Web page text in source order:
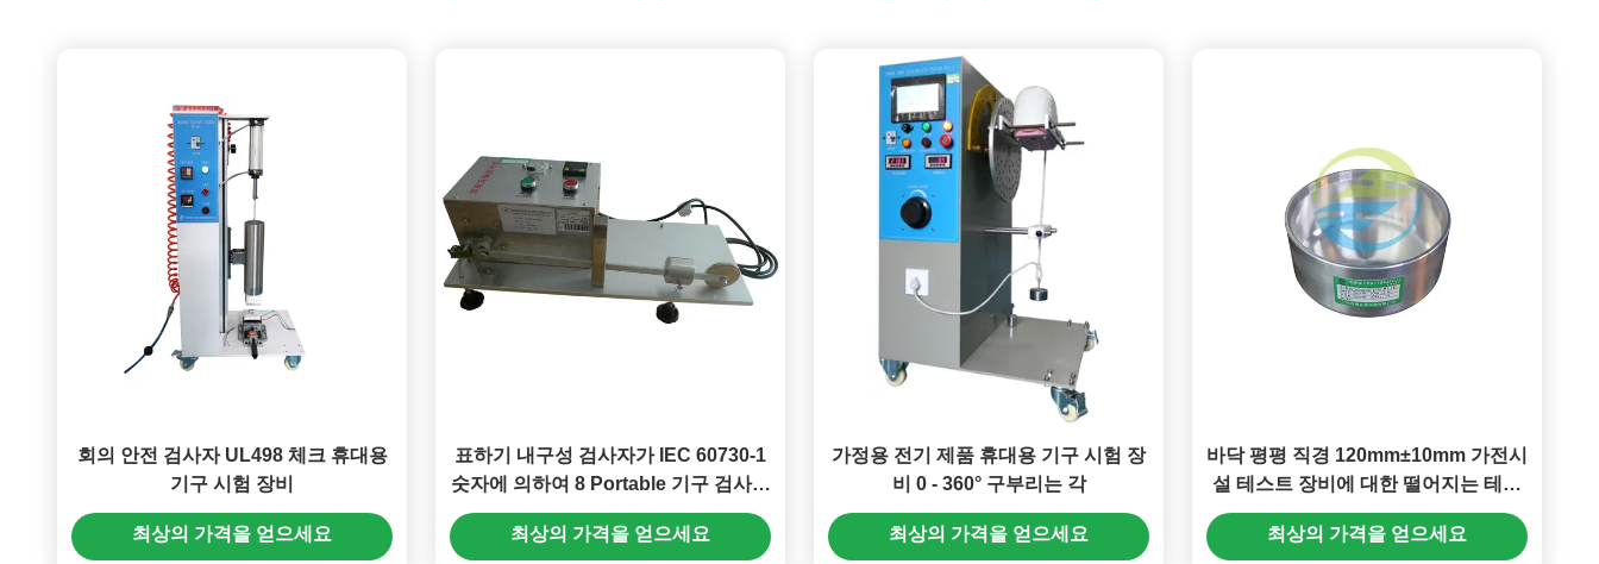
회의 안전 검사자 UL498 체크 휴대용
기구 시험 장비
최상의 가격을 얻으세요
표하기 내구성 검사자가 IEC 60730-1
숫자에 의하여 8 Portable 기구 검사자
레테르를 붙입니다
최상의 가격을 얻으세요
가정용 전기 제품 휴대용 기구 시험 장
비 0 - 360° 구부리는 각
최상의 가격을 얻으세요
바닥 평평 직경 120mm±10mm 가전시
설 테스트 장비에 대한 떨어지는 테스
트를위한 알루미늄 용기
최상의 가격을 얻으세요